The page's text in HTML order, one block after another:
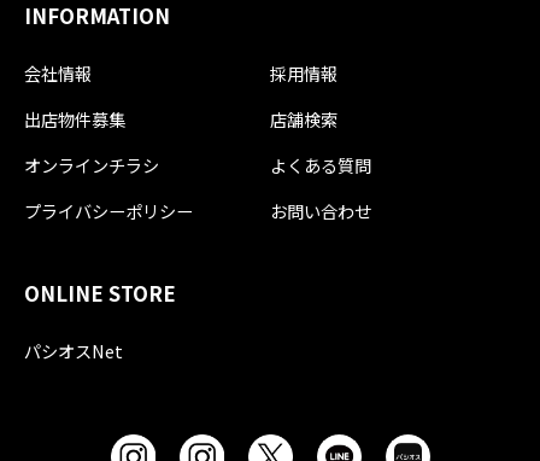
INFORMATION
会社情報
採用情報
出店物件募集
店舗検索
オンラインチラシ
よくある質問
プライバシーポリシー
お問い合わせ
ONLINE STORE
パシオスNet